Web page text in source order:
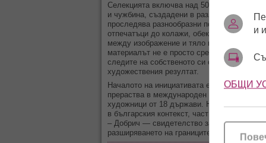
Селекцията включва над 50 произведения
и чужбина, създадени в различни издания
проследява разнообразни подходи — от
отпечатъци до колажи, обекти и
между изображение и тяло постепенно се
материалът не е просто средство, а
следите на собственото си създаване и
художествения резултат.
Началото на инициативата е поставено
прераства в международен пленер, който
художници от 18 държави. Натрупаните
в българския контекст, част от фонд
– Добрич — свидетелство за устойчив
разширяването на границите на медията.
и
ОБЩИ